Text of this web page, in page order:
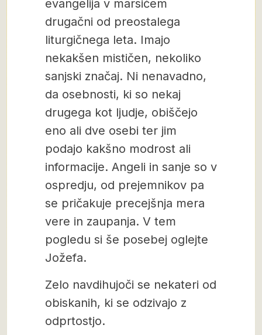
evangelija v marsičem
drugačni od preostalega
liturgičnega leta. Imajo
nekakšen mističen, nekoliko
sanjski značaj. Ni nenavadno,
da osebnosti, ki so nekaj
drugega kot ljudje, obiščejo
eno ali dve osebi ter jim
podajo kakšno modrost ali
informacije. Angeli in sanje so v
ospredju, od prejemnikov pa
se pričakuje precejšnja mera
vere in zaupanja. V tem
pogledu si še posebej oglejte
Jožefa.
Zelo navdihujoči se nekateri od
obiskanih, ki se odzivajo z
odprtostjo.